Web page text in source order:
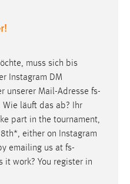
muss sich bis
Instagram DM
unserer Mail-Adresse fs-
läuft das ab? Ihr
part in the tournament,
either on Instagram
emailing us at fs-
it work? You register in
Sprache der Website.
mibew_locale, mibew-